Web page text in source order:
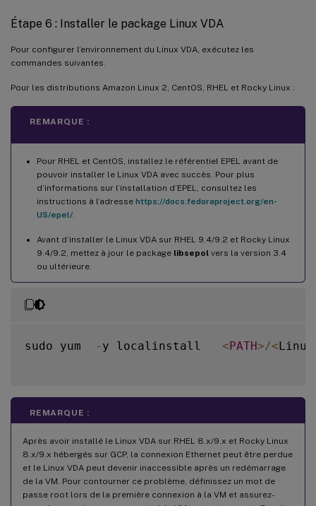
Étape 6 : Installer le package Linux VDA
Pour configurer l’environnement du Linux VDA, exécutez les
commandes suivantes.
Pour les distributions Amazon Linux 2, CentOS, RHEL et Rocky Linux :
REMARQUE :
Pour RHEL et CentOS, installez le référentiel EPEL avant de
pouvoir installer le Linux VDA avec succès. Pour plus
d’informations sur l’installation d’EPEL, consultez les
instructions à l’adresse https://docs.fedoraproject.org/en-
US/epel/
Avant d’installer le Linux VDA sur RHEL 9.4/9.2 et Rocky Linux
9.4/9.2, mettez à jour le package libsepol vers la version 3.4
ou ultérieure.
sudo yum - y localinstall <PATH>/<
REMARQUE :
Après avoir installé le Linux VDA sur RHEL 8.x/9.x et Rocky Linux
8.x/9.x hébergés sur GCP, la connexion Ethernet peut être perdue
et le Linux VDA peut devenir inaccessible après un redémarrage
de la VM. Pour contourner ce problème, définissez un mot de
passe root lors de la première connexion à la VM et assurez-